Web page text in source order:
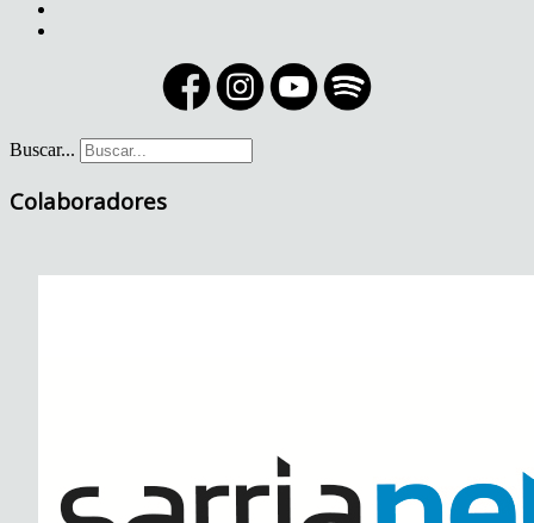
Buscar...
Colaboradores